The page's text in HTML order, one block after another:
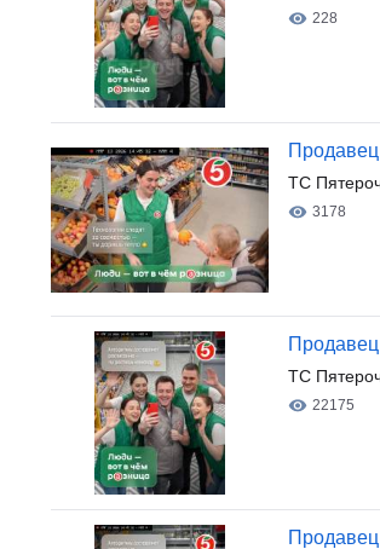
228
ТС
3178
ТС
22175